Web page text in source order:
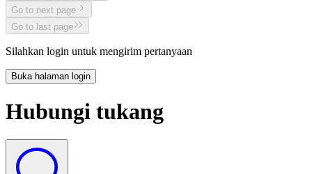
Go to next page
Go to last page
Silahkan login untuk mengirim pertanyaan
Buka halaman login
Hubungi tukang